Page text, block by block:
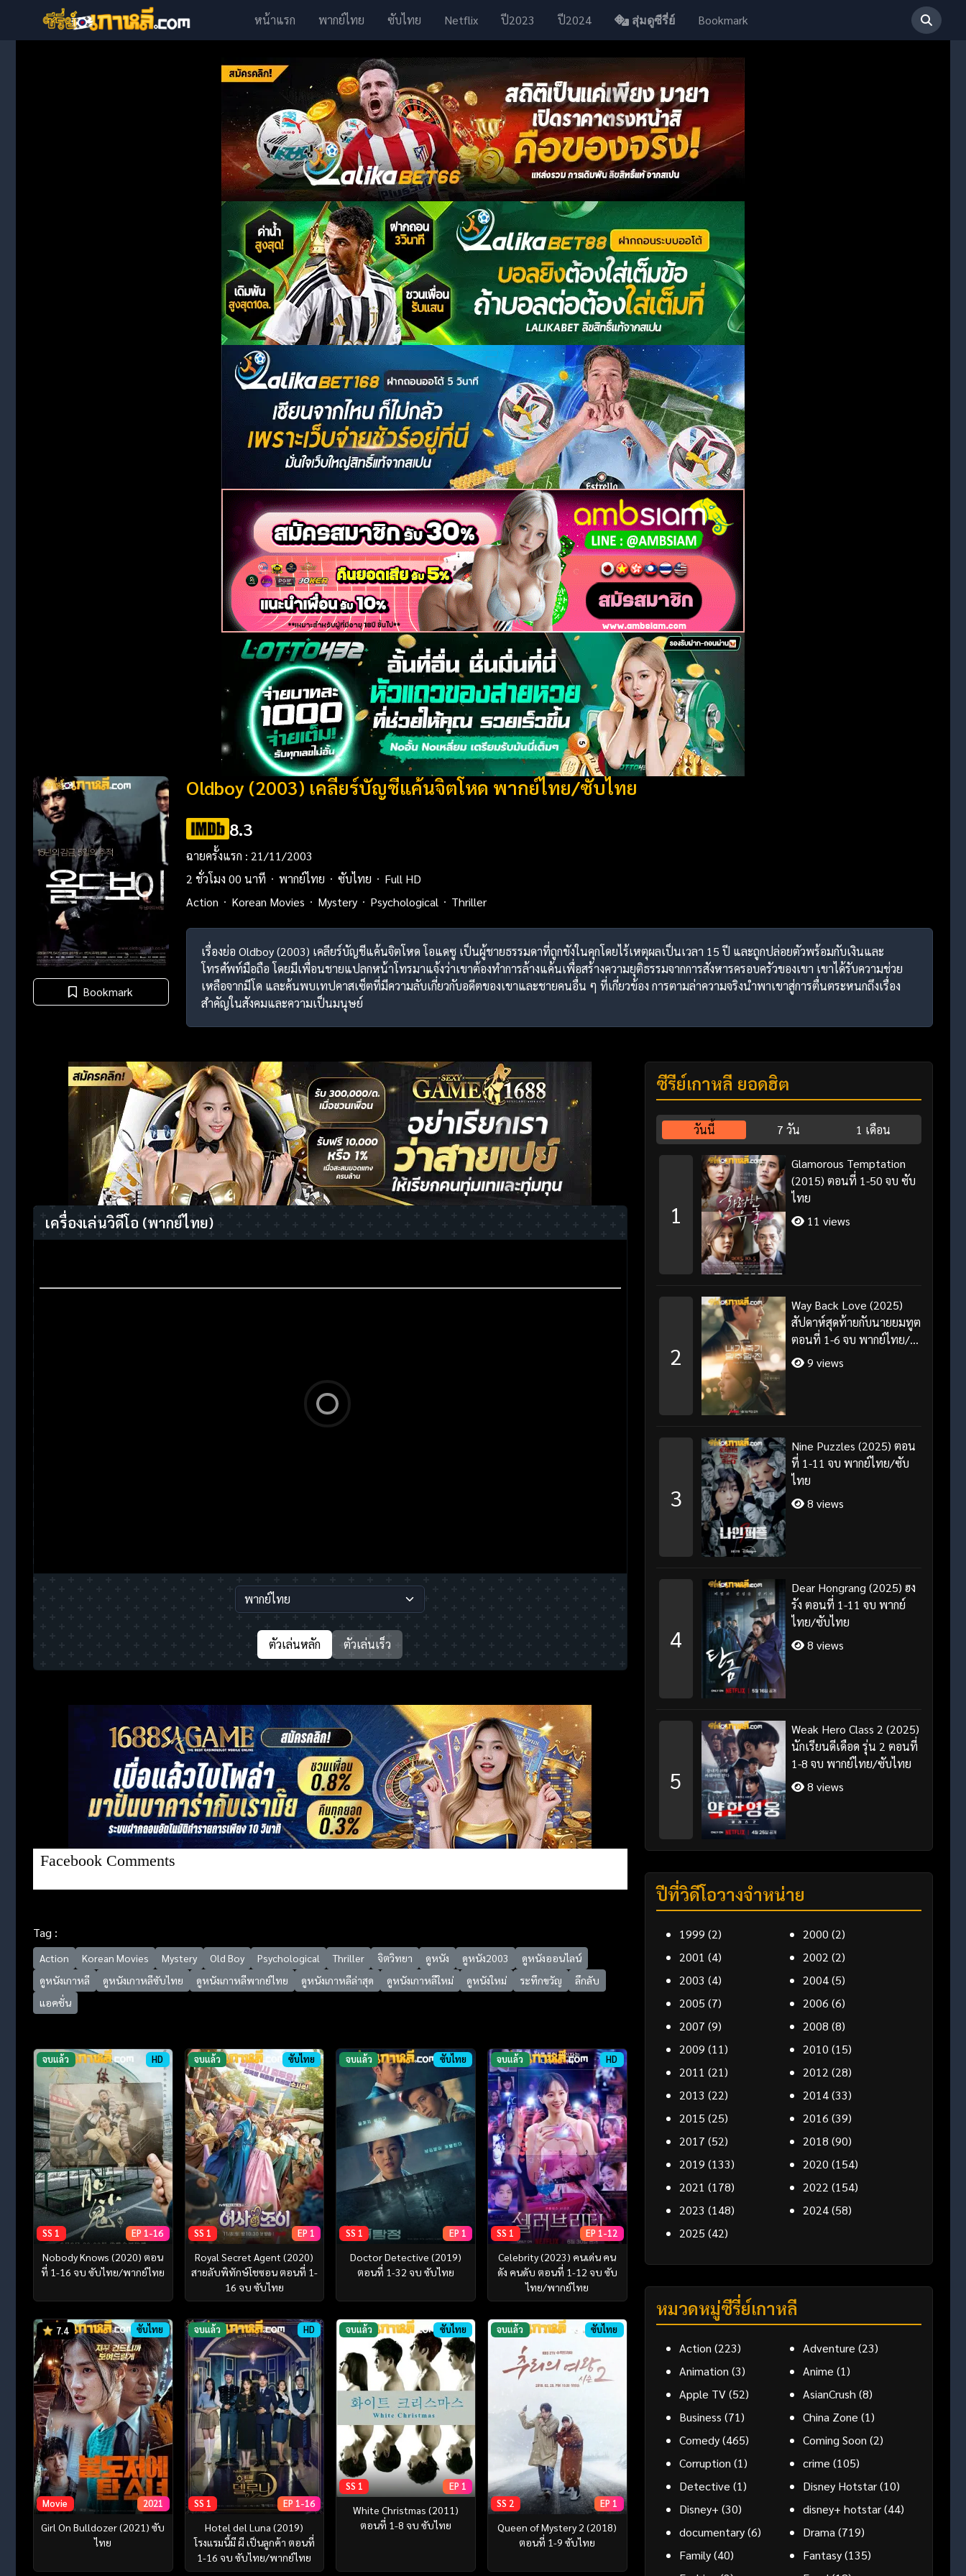
หน้าแรก พากย์ไทย ซับไทย Netflix ปี2023 ปี2024 สุ่มดูซีรี่ย์ Bookmark
Bookmark
Oldboy (2003) เคลียร์บัญชีแค้นจิตโหด พากย์ไทย/ซับไทย
8.3
ฉายครั้งแรก : 21/11/2003
2 ชั่วโมง 00 นาที
พากย์ไทย ซับไทย
Full HD
Action
Korean Movies Mystery Psychological Thriller
เรื่องย่อ Oldboy (2003) เคลียร์บัญชีแค้นจิตโหด โอแดซู เป็นผู้ชายธรรมดาที่ถูกขังในคุกโดยไร้เหตุผลเป็นเวลา 15 ปี และถูกปล่อยตัวพร้อมกับเงินและ
โทรศัพท์มือถือ โดยมีเพื่อนชายแปลกหน้าโทรมาแจ้งว่าเขาต้องทำการล้างแค้นเพื่อสร้างความยุติธรรมจากการสังหารครอบครัวของเขา เขาได้รับความช่วย
เหลือจากมีโด และค้นพบเทปคาสเซ็ตที่มีความลับเกี่ยวกับอดีตของเขาและชายคนอื่น ๆ ที่เกี่ยวข้อง การตามล่าความจริงนำพาเขาสู่การตื่นตระหนกถึงเรื่อง
สำคัญในสังคมและความเป็นมนุษย์
เครื่องเล่นวิดีโอ (พากย์ไทย)
ตัวเล่นหลัก ตัวเล่นเร็ว
Facebook Comments
Tag :
Action Korean Movies Mystery Old Boy Psychological Thriller จิตวิทยา ดูหนัง ดูหนัง2003
ดูหนังออนไลน์
ดูหนังเกาหลี
ดูหนังเกาหลีซับไทย ดูหนังเกาหลีพากย์ไทย ดูหนังเกาหลีล่าสุด ดูหนังเกาหลีใหม่ ดูหนังใหม่ ระทึกขวัญ
ลึกลับ
แอคชั่น
จบแล้ว HD
SS 1 EP 1-16
Nobody Knows (2020) ตอน
ที่ 1-16 จบ ซับไทย/พากย์ไทย
จบแล้ว ซับไทย
SS 1 EP 1
Royal Secret Agent (2020)
สายลับพิทักษ์โชซอน ตอนที่ 1-
16 จบ ซับไทย
จบแล้ว ซับไทย
SS 1 EP 1
Doctor Detective (2019)
ตอนที่ 1-32 จบ ซับไทย
จบแล้ว HD
SS 1 EP 1-12
Celebrity (2023) คนเด่น คน
ดัง คนดับ ตอนที่ 1-12 จบ ซับ
ไทย/พากย์ไทย
7.4 ซับไทย
Movie 2021
Girl On Bulldozer (2021) ซับ
ไทย
จบแล้ว HD
SS 1 EP 1-16
Hotel del Luna (2019)
โรงแรมนี้มี ผี เป็นลูกค้า ตอนที่
1-16 จบ ซับไทย/พากย์ไทย
จบแล้ว ซับไทย
SS 1 EP 1
White Christmas (2011)
ตอนที่ 1-8 จบ ซับไทย
จบแล้ว ซับไทย
SS 2 EP 1
Queen of Mystery 2 (2018)
ตอนที่ 1-9 ซับไทย
ซีรี่ย์เกาหลี ยอดฮิต
วันนี้ 7 วัน 1 เดือน
1
Glamorous Temptation
(2015) ตอนที่ 1-50 จบ ซับ
ไทย
11 views
2
Way Back Love (2025)
สัปดาห์สุดท้ายกับนายยมทูต
ตอนที่ 1-6 จบ พากย์ไทย/
ซับไทย9 views
3
Nine Puzzles (2025) ตอน
ที่ 1-11 จบ พากย์ไทย/ซับ
ไทย
8 views
4
Dear Hongrang (2025) ฮง
รัง ตอนที่ 1-11 จบ พากย์
ไทย/ซับไทย
8 views
5
Weak Hero Class 2 (2025)
นักเรียนดีเดือด รุ่น 2 ตอนที่
1-8 จบ พากย์ไทย/ซับไทย
8 views
ปีที่วิดีโอวางจำหน่าย
1999 (2) 2000 (2)
2001 (4) 2002 (2)
2003 (4) 2004(5)
2005 (7) 2006 (6)
2007 (9) 2008 (8)
2009 (11) 2010 (15)
2011 (21) 2012 (28)
2013 (22) 2014(33)
2015 (25) 2016 (39)
2017 (52) 2018 (90)
2019 (133) 2020 (154)
2021 (178) 2022 (154)
2023 (148) 2024(58)
2025 (42)
หมวดหมู่ซีรี่ย์เกาหลี
Action (223) Adventure (23)
Animation (3) Anime (1)
Apple TV(52) AsianCrush (8)
Business (71) China Zone (1)
Comedy(465) Coming Soon (2)
Corruption (1) crime (105)
Detective (1) Disney Hotstar(10)
Disney+ (30) disney+ hotstar(44)
documentary(6) Drama(719)
Family(40) Fantasy(135)